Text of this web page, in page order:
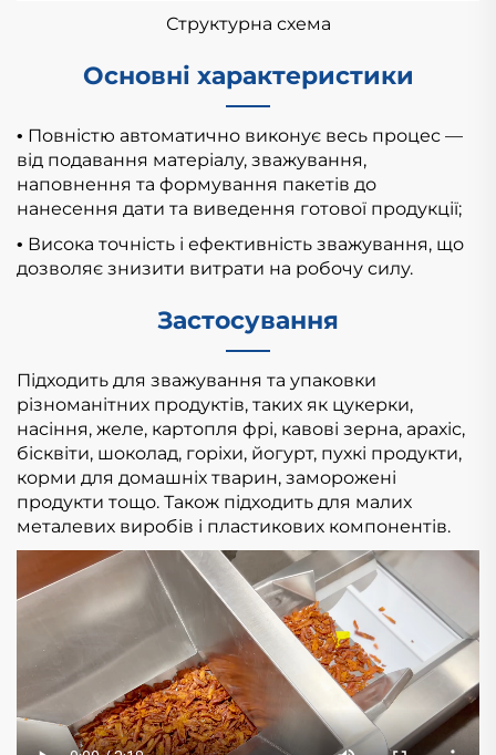
Структурна схема
Основні характеристики
• Повністю автоматично виконує весь процес —
від подавання матеріалу, зважування,
наповнення та формування пакетів до
нанесення дати та виведення готової продукції;
• Висока точність і ефективність зважування, що
дозволяє знизити витрати на робочу силу.
Застосування
Підходить для зважування та упаковки
різноманітних продуктів, таких як цукерки,
насіння, желе, картопля фрі, кавові зерна, арахіс,
бісквіти, шоколад, горіхи, йогурт, пухкі продукти,
корми для домашніх тварин, заморожені
продукти тощо. Також підходить для малих
металевих виробів і пластикових компонентів.